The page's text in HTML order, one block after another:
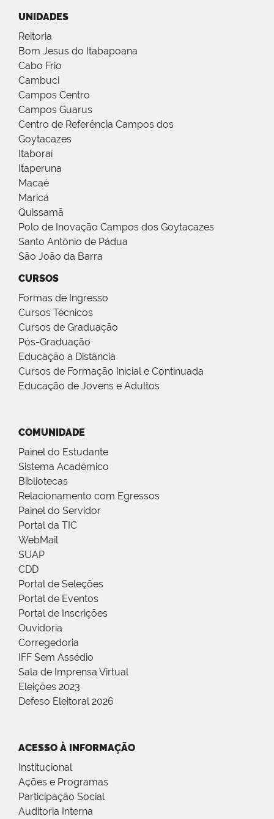
UNIDADES
Reitoria
Bom Jesus do Itabapoana
Cabo Frio
Cambuci
Campos Centro
Campos Guarus
Centro de Referência Campos dos
Goytacazes
Itaboraí
Itaperuna
Macaé
Maricá
Quissamã
Polo de Inovação Campos dos Goytacazes
Santo Antônio de Pádua
São João da Barra
CURSOS
Formas de Ingresso
Cursos Técnicos
Cursos de Graduação
Pós-Graduação
Educação a Distância
Cursos de Formação Inicial e Continuada
Educação de Jovens e Adultos
COMUNIDADE
Painel do Estudante
Sistema Acadêmico
Bibliotecas
Relacionamento com Egressos
Painel do Servidor
Portal da TIC
WebMail
SUAP
CDD
Portal de Seleções
Portal de Eventos
Portal de Inscrições
Ouvidoria
Corregedoria
IFF Sem Assédio
Sala de Imprensa Virtual
Eleições 2023
Defeso Eleitoral 2026
ACESSO À INFORMAÇÃO
Institucional
Ações e Programas
Participação Social
Auditoria Interna